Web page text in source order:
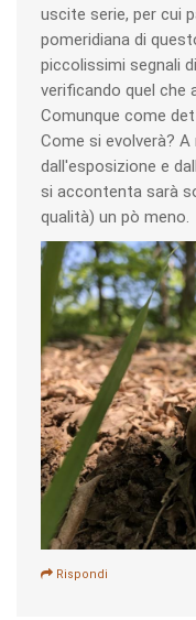
uscite serie, per cui
pomeridiana di
piccolissimi segnali
verificando quel che
Comunque come
Come si evolverà?
dall'esposizione e
si accontenta sarà
qualità) un pò meno.
Rispondi